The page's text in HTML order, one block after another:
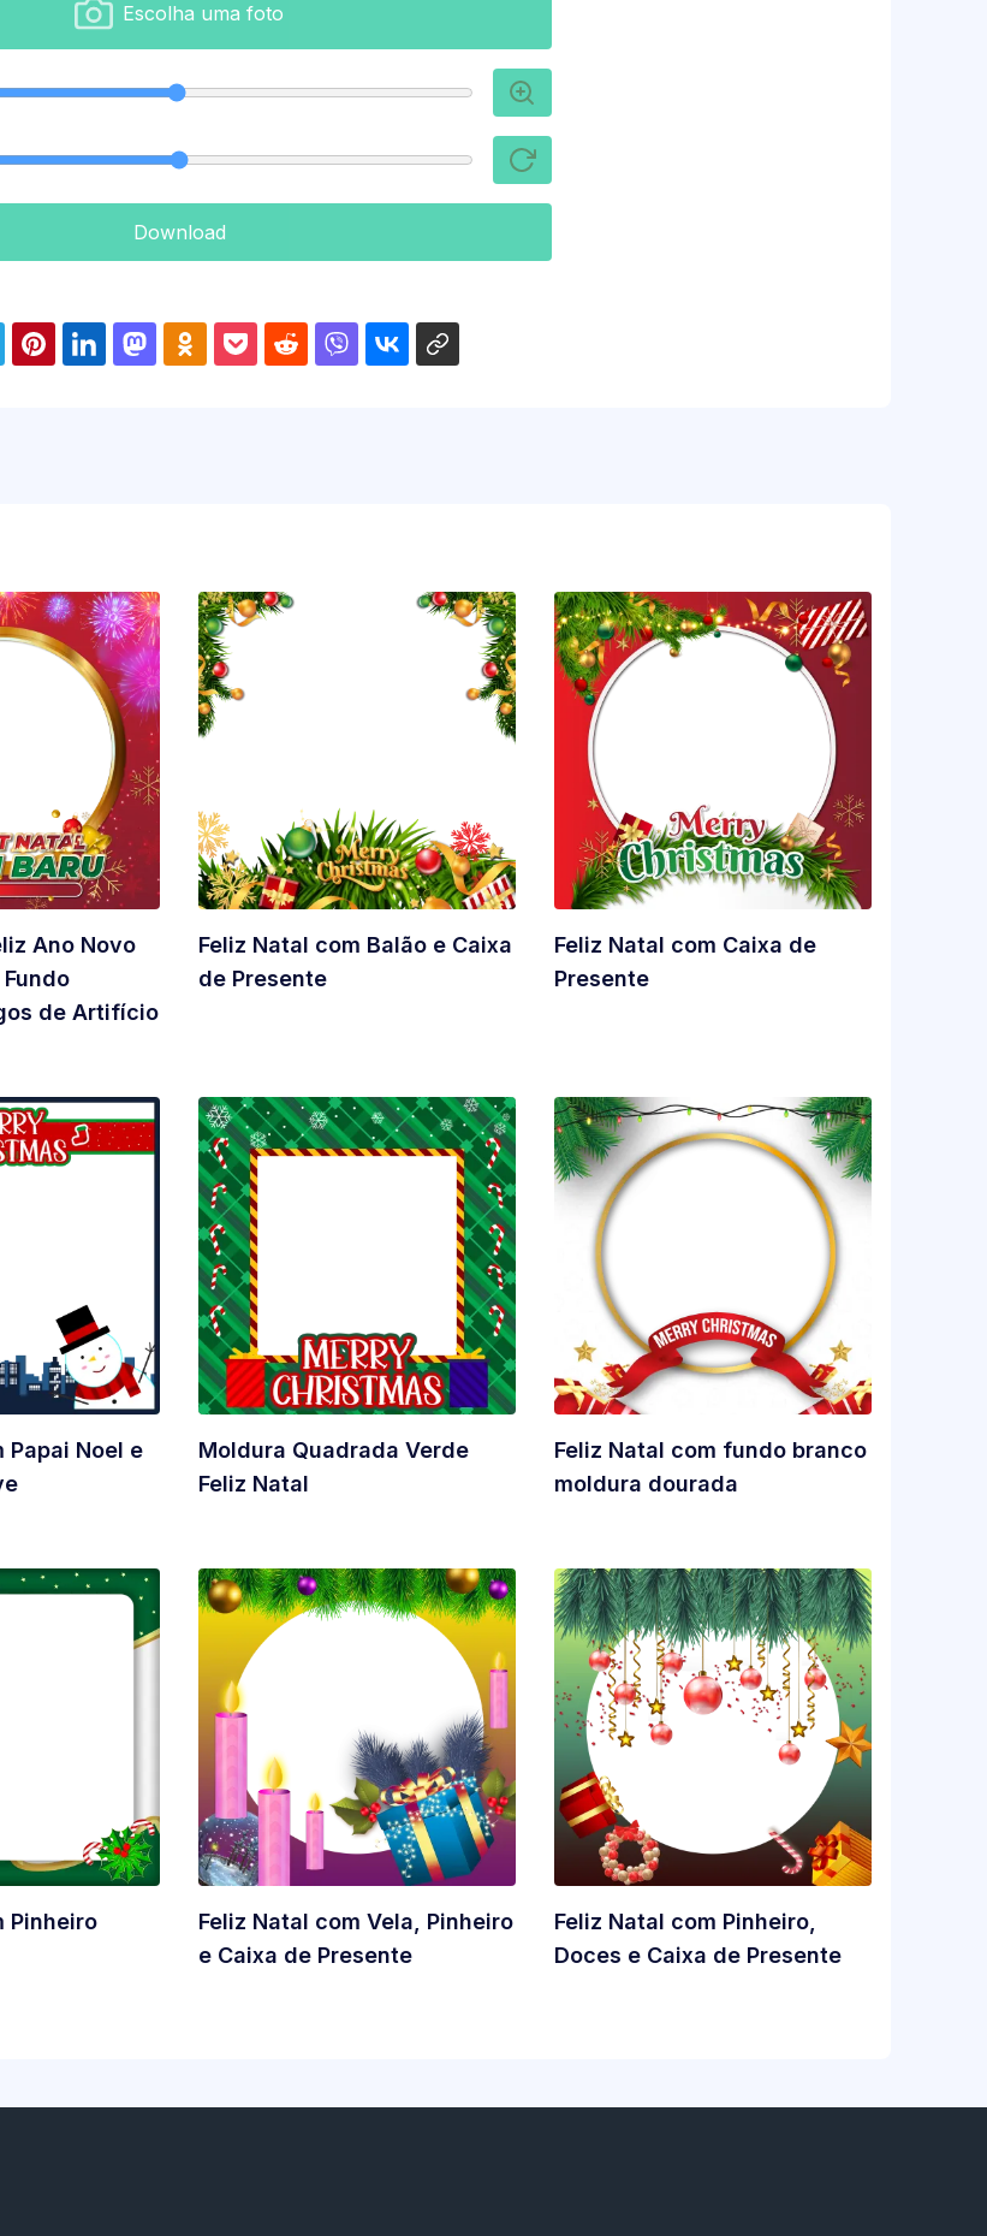
Escolha uma foto
Download
Ano Novo
de Artifício
Feliz Natal com Balão e Caixa
de Presente
Feliz Natal com Caixa de
Presente
Papai Noel e
Moldura Quadrada Verde
Feliz Natal
Feliz Natal com fundo branco
moldura dourada
Pinheiro
Feliz Natal com Vela, Pinheiro
e Caixa de Presente
Feliz Natal com Pinheiro,
Doces e Caixa de Presente